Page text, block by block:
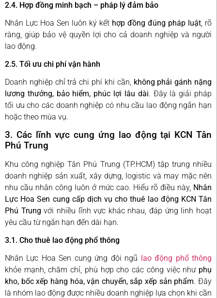
2.4. Hợp đồng minh bạch – pháp lý đảm bảo
Nhân Lực Hoa Sen luôn ký kết hợp đồng đúng pháp luật, rõ
ràng, giúp bảo vệ quyền lợi cho cả doanh nghiệp và người
lao động.
2.5. Tối ưu chi phí vận hành
Doanh nghiệp chỉ trả chi phí khi cần, không phải gánh nặng
lương thưởng, bảo hiểm, phúc lợi lâu dài. Đây là giải pháp
tối ưu cho các doanh nghiệp có nhu cầu lao động ngắn hạn
hoặc theo mùa vụ.
3. Các lĩnh vực cung ứng lao động tại KCN Tân
Phú Trung
Khu công nghiệp Tân Phú Trung (TP.HCM) tập trung nhiều
doanh nghiệp sản xuất, xây dựng, logistic và may mặc nên
nhu cầu nhân công luôn ở mức cao. Hiểu rõ điều này, Nhân
Lực Hoa Sen cung cấp dịch vụ cho thuê lao động KCN Tân
Phú Trung với nhiều lĩnh vực khác nhau, đáp ứng linh hoạt
yêu cầu từ ngắn hạn đến dài hạn.
3.1. Cho thuê lao động phổ thông
Nhân Lực Hoa Sen cung ứng đội ngũ lao động phổ thông
khỏe mạnh, chăm chỉ, phù hợp cho các công việc như phụ
kho, bốc xếp hàng hóa, vận chuyển, sắp xếp sản phẩm. Đây
là nhóm lao động được nhiều doanh nghiệp lựa chọn khi cần